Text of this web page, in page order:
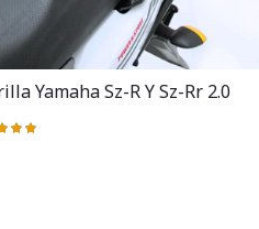
Yamaha Sz-R Y Sz-Rr 2.0